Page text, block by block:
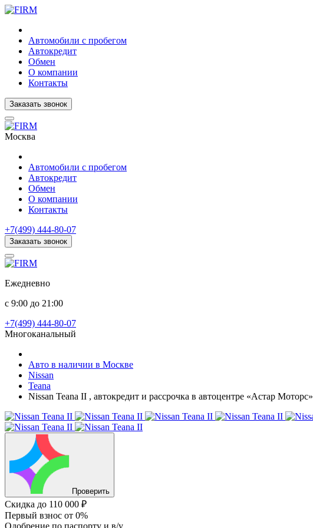
Автомобили с пробегом
Автокредит
Обмен
О компании
Контакты
Заказать звонок
Москва
Автомобили с пробегом
Автокредит
Обмен
О компании
Контакты
+7(499) 444-80-07
Заказать звонок
Ежедневно
с 9:00 до 21:00
+7(499) 444-80-07
Многоканальный
Авто в наличии в Москве
Nissan
Teana
Nissan Teana II , автокредит и рассрочка в автоцентре «Астар Моторс»
Проверить
Скидка до 110 000 ₽
Первый взнос от 0%
Одобрение по паспорту и в/у